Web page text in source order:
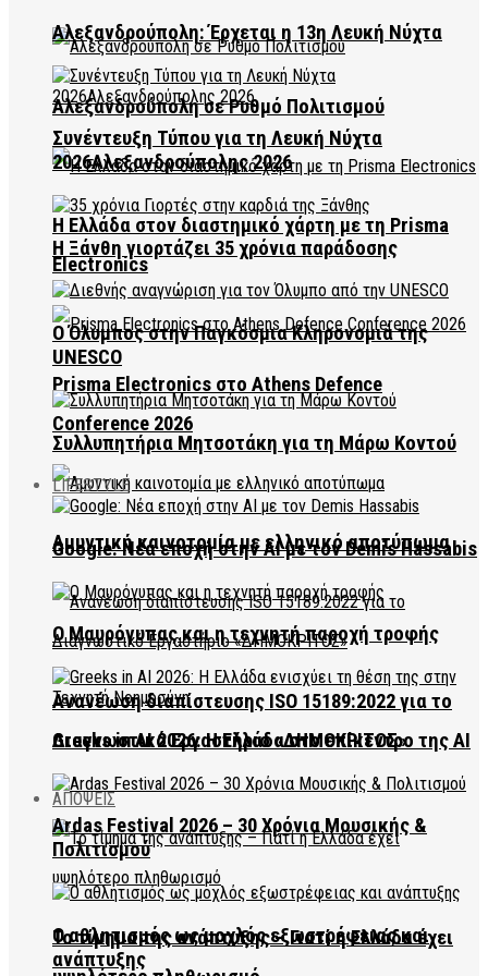
Αλεξανδρούπολη σε Ρυθμό Πολιτισμού
Η Ελλάδα στον διαστημικό χάρτη με τη Prisma
Electronics
Prisma Electronics στο Athens Defence
Conference 2026
Αμυντική καινοτομία με ελληνικό αποτύπωμα
Ανανέωση διαπίστευσης ISO 15189:2022 για το
Διαγνωστικό Εργαστήριο «ΔΗΜΟΚΡΙΤΟΣ»
ΑΠΟΨΕΙΣ
Το τίμημα της ανάπτυξης – Γιατί η Ελλάδα έχει
Αλεξανδρούπολη: Έρχεται η 13η Λευκή Νύχτα
Συνέντευξη Τύπου για τη Λευκή Νύχτα
2026Αλεξανδρούπολης 2026
Η Ξάνθη γιορτάζει 35 χρόνια παράδοσης
Ο Όλυμπος στην Παγκόσμια Κληρονομιά της
UNESCO
Συλλυπητήρια Μητσοτάκη για τη Μάρω Κοντού
LIFESTYLE
Google: Νέα εποχή στην AI με τον Demis Hassabis
Ο Μαυρόγυπας και η τεχνητή παροχή τροφής
Greeks in AI 2026: Η Ελλάδα στο επίκεντρο της AI
Ardas Festival 2026 – 30 Χρόνια Μουσικής &
Πολιτισμού
Ο αθλητισμός ως μοχλός εξωστρέφειας και
ανάπτυξης